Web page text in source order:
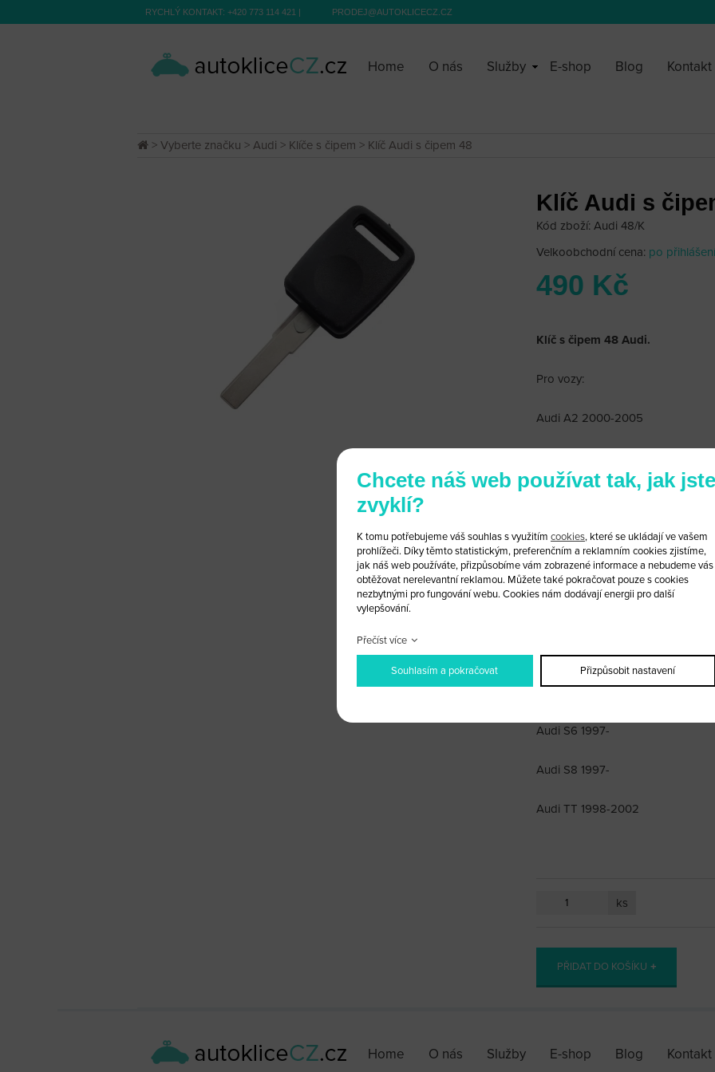
RYCHLÝ KONTAKT: +420 773 114 421 | PRODEJ@AUTOKLICECZ.CZ
Home O nás Služby E-shop Blog Kontakt
> Vyberte značku > Audi > Klíče s čipem > Klíč Audi s čipem 48
Klíč Audi s
Kód zboží: Audi 48/K
Velkoobchodní cena: po přihlášení
490 Kč
Klíč s čipem 48 Audi.
Pro vozy:
Audi A2 2000-2005
Audi A6 1997-2004
Audi A8 1997-2004
Audi S3 2001-
Audi S4 2002-
Audi S6 1997-
Audi S8 1997-
Audi TT 1998-2002
ks
PŘIDAT DO KOŠÍKU
Home O nás Služby E-shop Blog Kontakt
Chcete náš web používat tak, jak jste
zvyklí?
K tomu potřebujeme váš souhlas s využitím cookies, které se ukládají ve vašem
prohlížeči. Díky těmto statistickým, preferenčním a reklamním cookies zjistíme,
jak náš web používáte, přizpůsobíme vám zobrazené informace a nebudeme vás
obtěžovat nerelevantní reklamou. Můžete také pokračovat pouze s cookies
nezbytnými pro fungování webu. Cookies nám dodávají energii pro další
vylepšování.
Přečíst více
Souhlasím a pokračovat Přizpůsobit nastavení